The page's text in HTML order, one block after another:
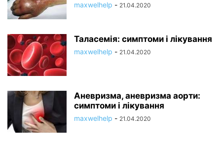
maxwelhelp - 21.04.2020
Таласемія: симптоми і лікування
maxwelhelp - 21.04.2020
Аневризма, аневризма аорти:
симптоми і лікування
maxwelhelp - 21.04.2020